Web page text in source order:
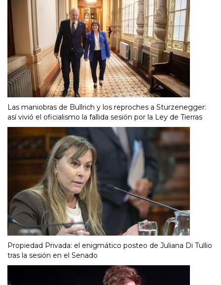
Las maniobras de Bullrich y los reproches a Sturzenegger:
así vivió el oficialismo la fallida sesión por la Ley de Tierras
Propiedad Privada: el enigmático posteo de Juliana Di Tullio
tras la sesión en el Senado